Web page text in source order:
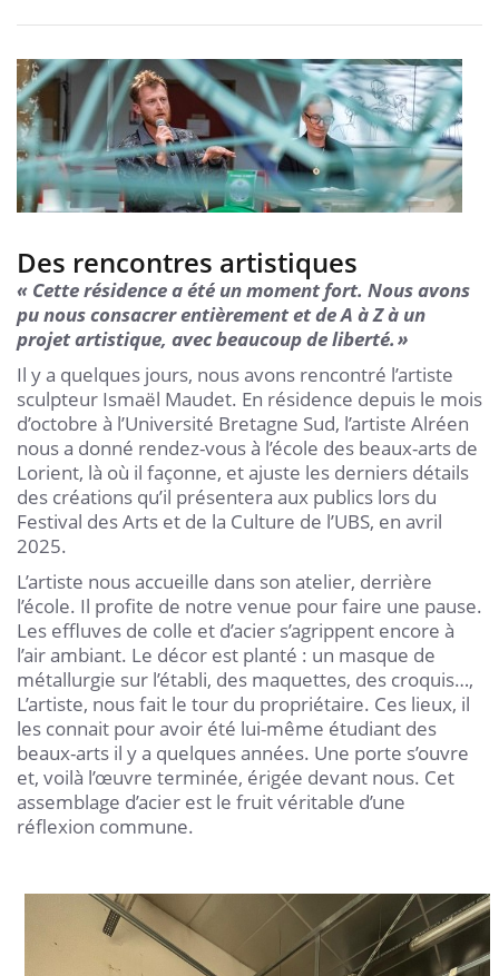
Des rencontres artistiques
« Cette résidence a été un moment fort. Nous avons
pu nous consacrer entièrement et de A à Z à un
projet artistique, avec beaucoup de liberté. »
Il y a quelques jours, nous avons rencontré l’artiste
sculpteur Ismaël Maudet. En résidence depuis le mois
d’octobre à l’Université Bretagne Sud, l’artiste Alréen
nous a donné rendez-vous à l’école des beaux-arts de
Lorient, là où il façonne, et ajuste les derniers détails
des créations qu’il présentera aux publics lors du
Festival des Arts et de la Culture de l’UBS, en avril
2025.
L’artiste nous accueille dans son atelier, derrière
l’école. Il profite de notre venue pour faire une pause.
Les effluves de colle et d’acier s’agrippent encore à
l’air ambiant. Le décor est planté : un masque de
métallurgie sur l’établi, des maquettes, des croquis…,
L’artiste, nous fait le tour du propriétaire. Ces lieux, il
les connait pour avoir été lui-même étudiant des
beaux-arts il y a quelques années. Une porte s’ouvre
et, voilà l’œuvre terminée, érigée devant nous. Cet
assemblage d’acier est le fruit véritable d’une
réflexion commune.